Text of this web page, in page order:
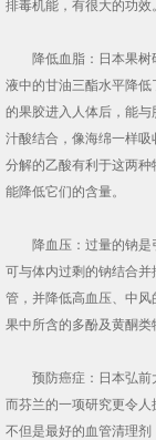
排毒机能，有很大的功效。
降低血脂：日本果树
液中的甘油三酯水平降
的果胶进入人体后，能与
汁酸结合，像海绵一样
分解的乙酸有利于这两
能降低它们的含量。
降血压：过量的钠是引
可与体内过剩的钠结合
管，并降低高血压、中
果中所含的多酚及黄酮类
预防癌症：日本弘前大
而芬兰的一项研究更令
不但是最好的血管清理